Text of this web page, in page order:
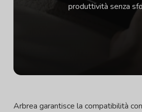
produttività senza
Arbrea garantisce la compatibilità